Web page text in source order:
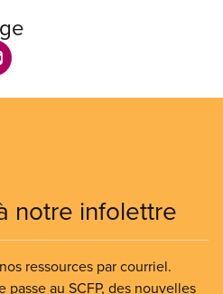
notre infolettre
ressources par courriel.
passe au SCFP, des nouvelles